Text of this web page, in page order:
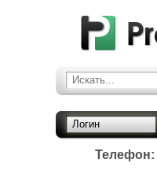
Искать...
Логин
Телефон: